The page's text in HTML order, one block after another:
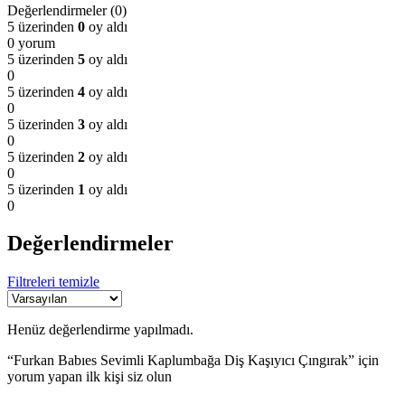
Değerlendirmeler (0)
5 üzerinden 0 oy aldı
0 yorum
5 üzerinden 5 oy aldı
0
5 üzerinden 4 oy aldı
0
5 üzerinden 3 oy aldı
0
5 üzerinden 2 oy aldı
0
5 üzerinden 1 oy aldı
0
Değerlendirmeler
Filtreleri temizle
Henüz değerlendirme yapılmadı.
“Furkan Babıes Sevimli Kaplumbağa Diş Kaşıyıcı Çıngırak” için
yorum yapan ilk kişi siz olun